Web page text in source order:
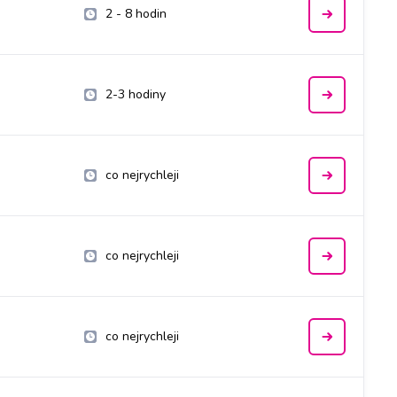
2 - 8 hodin
2-3 hodiny
co nejrychleji
co nejrychleji
co nejrychleji